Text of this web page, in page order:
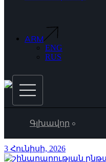
ARM
ENG
RUS
Գլխավոր
3 Հունիսի, 2026